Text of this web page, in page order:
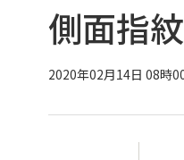
側面指
2020年02月14日 08時